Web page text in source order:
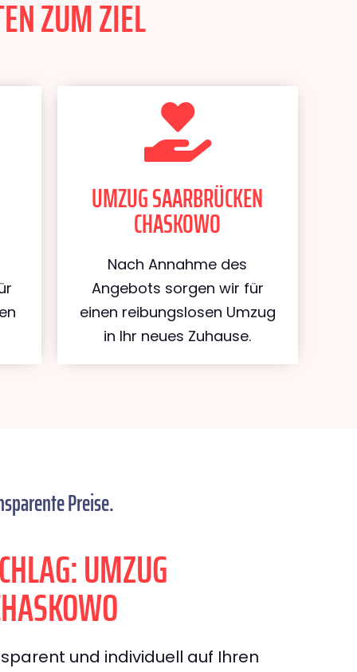
ZUM ZIEL
UMZUG SAARBRÜCKEN
CHASKOWO
Nach Annahme des
Angebots sorgen wir für
einen reibungslosen Umzug
in Ihr neues Zuhause.
Preise.
UMZUG
und individuell auf Ihren